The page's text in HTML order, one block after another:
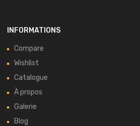
INFORMATIONS
Compare
Wishlist
Catalogue
À propos
Galerie
Blog